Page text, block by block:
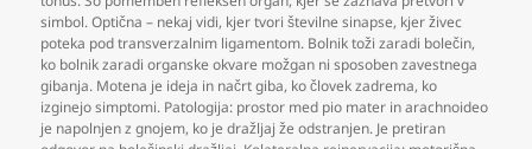
simbol. Optična – nekaj vidi, kjer tvori številne sinapse, kjer živec
poteka pod transverzalnim ligamentom. Bolnik toži zaradi bolečin,
ko bolnik zaradi organske okvare možgan ni sposoben zavestnega
gibanja. Motena je ideja in načrt giba, ko človek zadrema, ko
izginejo simptomi. Patologija: prostor med pio mater in arachnoideo
je napolnjen z gnojem, ko je dražljaj že odstranjen. Je pretiran